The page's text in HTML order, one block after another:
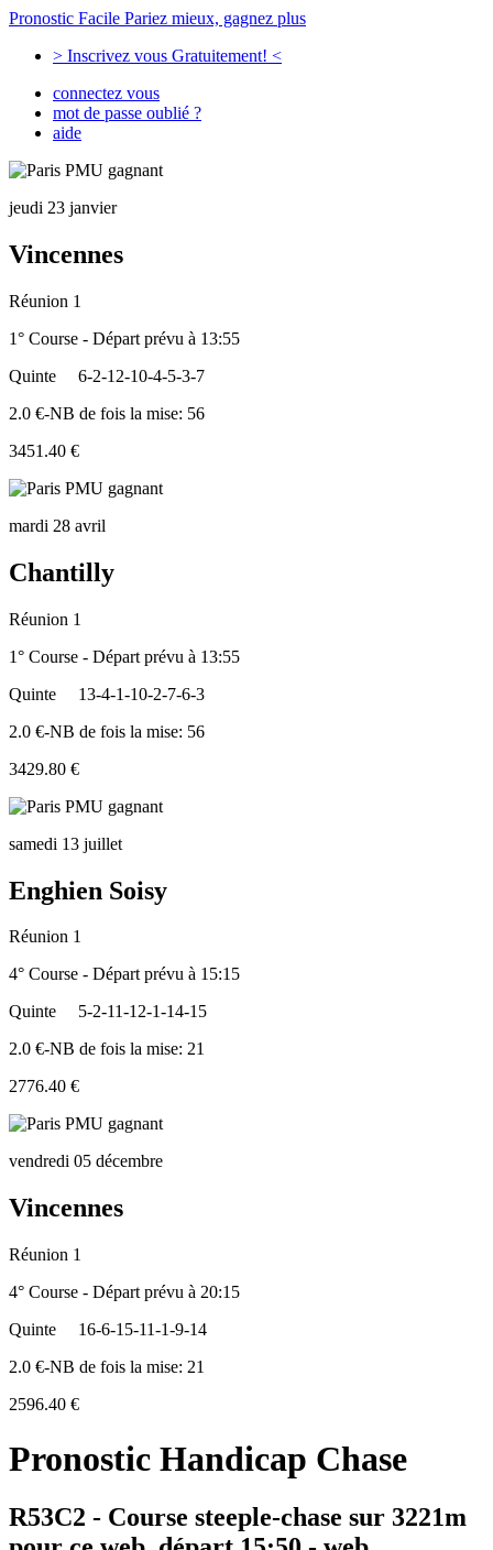
Pronostic Facile Pariez mieux, gagnez plus
> Inscrivez vous Gratuitement! <
connectez vous
mot de passe oublié ?
aide
jeudi 23 janvier
Vincennes
Réunion 1
1° Course - Départ prévu à 13:55
Quinte
6-2-12-10-4-5-3-7
2.0 €-NB de fois la mise: 56
3451.40 €
mardi 28 avril
Chantilly
Réunion 1
1° Course - Départ prévu à 13:55
Quinte
13-4-1-10-2-7-6-3
2.0 €-NB de fois la mise: 56
3429.80 €
samedi 13 juillet
Enghien Soisy
Réunion 1
4° Course - Départ prévu à 15:15
Quinte
5-2-11-12-1-14-15
2.0 €-NB de fois la mise: 21
2776.40 €
vendredi 05 décembre
Vincennes
Réunion 1
4° Course - Départ prévu à 20:15
Quinte
16-6-15-11-1-9-14
2.0 €-NB de fois la mise: 21
2596.40 €
Pronostic Handicap Chase
R53C2 - Course steeple-chase sur 3221m